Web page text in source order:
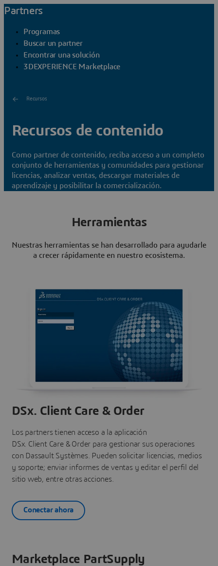
Partners
Programas
Buscar un partner
Encontrar una solución
3DEXPERIENCE Marketplace
Recursos
Recursos de contenido
Como partner de contenido, reciba acceso a un completo
conjunto de herramientas y comunidades para gestionar
licencias, analizar ventas, descargar materiales de
aprendizaje y posibilitar la comercialización.
Herramientas
Nuestras herramientas se han desarrollado para ayudarle
a crecer rápidamente en nuestro ecosistema.
DSx. Client Care & Order
Los partners tienen acceso a la aplicación
DSx. Client Care & Order para gestionar sus operaciones
con Dassault Systèmes. Pueden solicitar licencias, medios
y soporte; enviar informes de ventas y editar el perfil del
sitio web, entre otras acciones.
Conectar ahora
Marketplace PartSupply